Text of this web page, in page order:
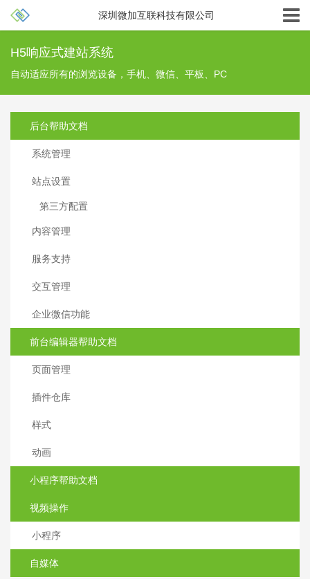
H5响应式建站系统
自动适应所有的浏览设备，手机、微信、平板、PC
后台帮助文档
系统管理
站点设置
第三方配置
内容管理
服务支持
交互管理
企业微信功能
前台编辑器帮助文档
页面管理
插件仓库
样式
动画
小程序帮助文档
视频操作
小程序
自媒体
深圳微加互联科技有限公司